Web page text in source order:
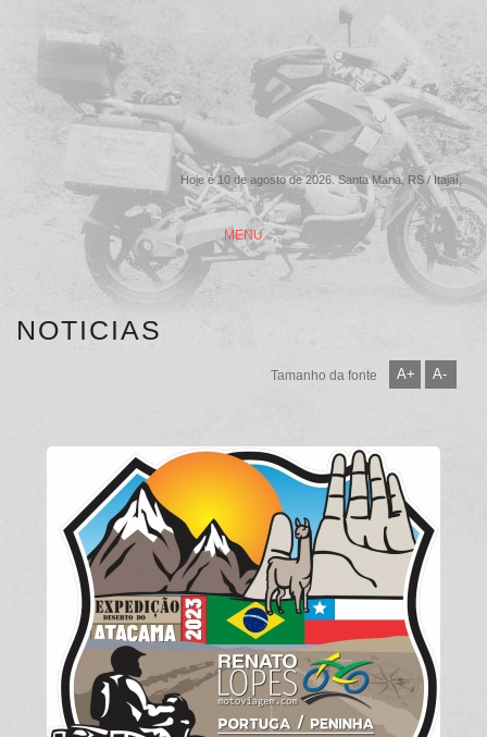
Hoje é 10 de agosto de 2026. Santa Maria, RS / Itajaí,
SC
MENU
NOTICIAS
Tamanho da fonte A+ A-